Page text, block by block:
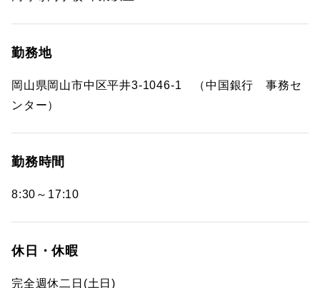
勤務地
岡山県岡山市中区平井3-1046-1 （中国銀行 事務セ
ンター）
勤務時間
8:30～17:10
休日・休暇
完全週休二日(土日)